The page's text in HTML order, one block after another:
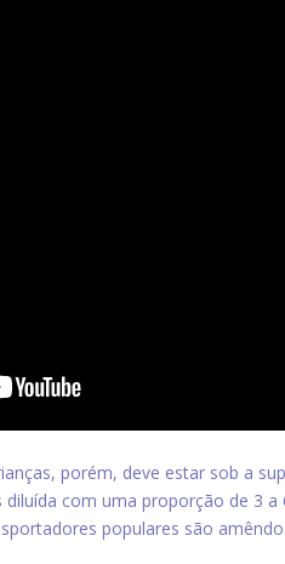
porém, deve estar sob a
com uma proporção de 3
populares são